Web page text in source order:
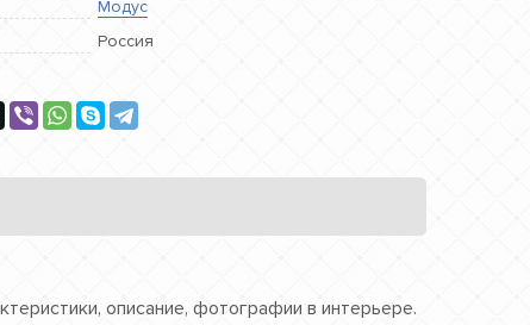
Модус
Россия
описание, фотографии в интерьере.